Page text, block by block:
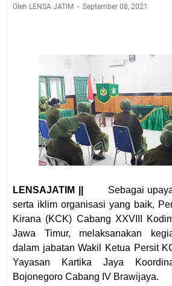
Oleh LENSA JATIM September 08, 2021
LENSAJATIM ||
Sebagai
serta iklim organisasi yang baik,
Kirana (KCK) Cabang XXVIII
Jawa Timur, melaksanakan
dalam jabatan Wakil Ketua Persit
Yayasan Kartika Jaya
Bojonegoro Cabang IV Brawijaya.